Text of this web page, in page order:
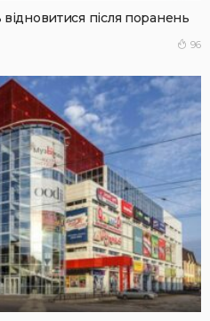
після поранень
96